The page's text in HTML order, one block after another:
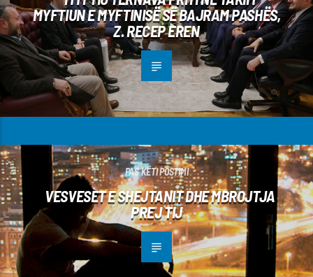
MYFTIUN E MYFTINISË SË BAJRAM PASHËS,
Z. RECEP EREN
PAS KËTI POSTIMI
VESVESET E SHEJTANIT DHE MBROJTJA
PREJ TIJ